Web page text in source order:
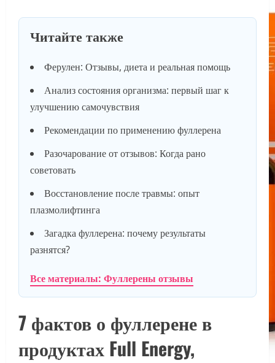
Читайте также
Ферулен: Отзывы, диета и реальная помощь
Анализ состояния организма: первый шаг к
улучшению самочувствия
Рекомендации по применению фуллерена
Разочарование от отзывов: Когда рано
советовать
Восстановление после травмы: опыт
плазмолифтинга
Загадка фуллерена: почему результаты
разнятся?
Все материалы: Фуллерены отзывы
7 фактов о фуллерене в
продуктах Full Energy,